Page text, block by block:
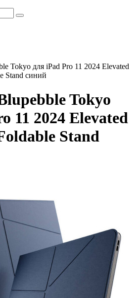
Tokyo для iPad Pro 11 2024 Elevated
Stand синий
Tokyo
11 2024 Elevated
Stand